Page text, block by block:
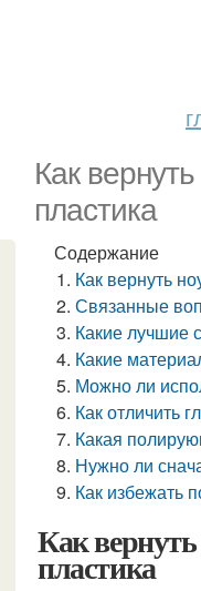
Как
пластика
Содержание
Как вернуть
Связанные
Какие лучшие
Какие
Можно ли
Как отличить
Какая
Нужно ли
Как избежать
Как
пластика